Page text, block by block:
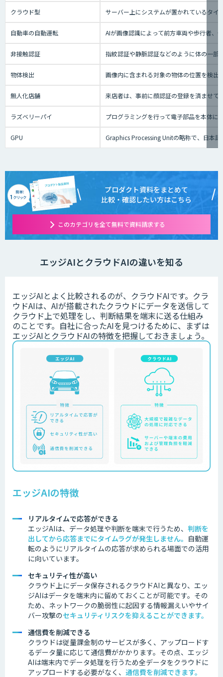
クラウド型 サーバー上にシステムが置かれているタ
自動車の自動運転 AIが画像認識によって前方車両や歩行者、
非接触認証 指紋認証や静脈認証などのように体の一部
物体検出 画像内に含まれる対象の物体の位置を検出
無人化店舗 来店者は、事前に顔認証の登録を済ませて
ラズベリーパイ プログラミングを行って電子部品を本体
GPU Graphics Processing Unitの略称で、日本
プロダクト資料をまとめて
比較・確認したい方はこちら
このカテゴリを全て無料で資料請求する
エッジAIとクラウドAIの違いを知る
エッジAIとよく比較されるのが、クラウドAIです。クラ
ウドAIは、AIが搭載されたクラウドにデータを送信して
クラウド上で処理をし、判断結果を端末に送る仕組み
のことです。自社に合ったAIを見つけるために、まずは
エッジAIとクラウドAIの特徴を把握しておきましょう。
エッジAIの特徴
リアルタイムで応答ができる
エッジAIは、データ処理や判断を端末で行うため、 判断を
出してから応答までにタイムラグが発生しません。 自動運
転のようにリアルタイムの応答が求められる場面での活用
に向いています。
セキュリティ性が高い
クラウド上にデータ保存されるクラウドAIと異なり、エッ
ジAIはデータを端末内に留めておくことが可能です。その
ため、ネットワークの脆弱性に起因する情報漏えいやサイ
バー攻撃のセキュリティリスクを抑えることができます。
通信費を削減できる
クラウドは従量課金制のサービスが多く、アップロードす
るデータ量に応じて通信費がかかります。その点、エッジ
AIは端末内でデータ処理を行うため全データをクラウドに
アップロードする必要がなく、 通信費を削減できます。